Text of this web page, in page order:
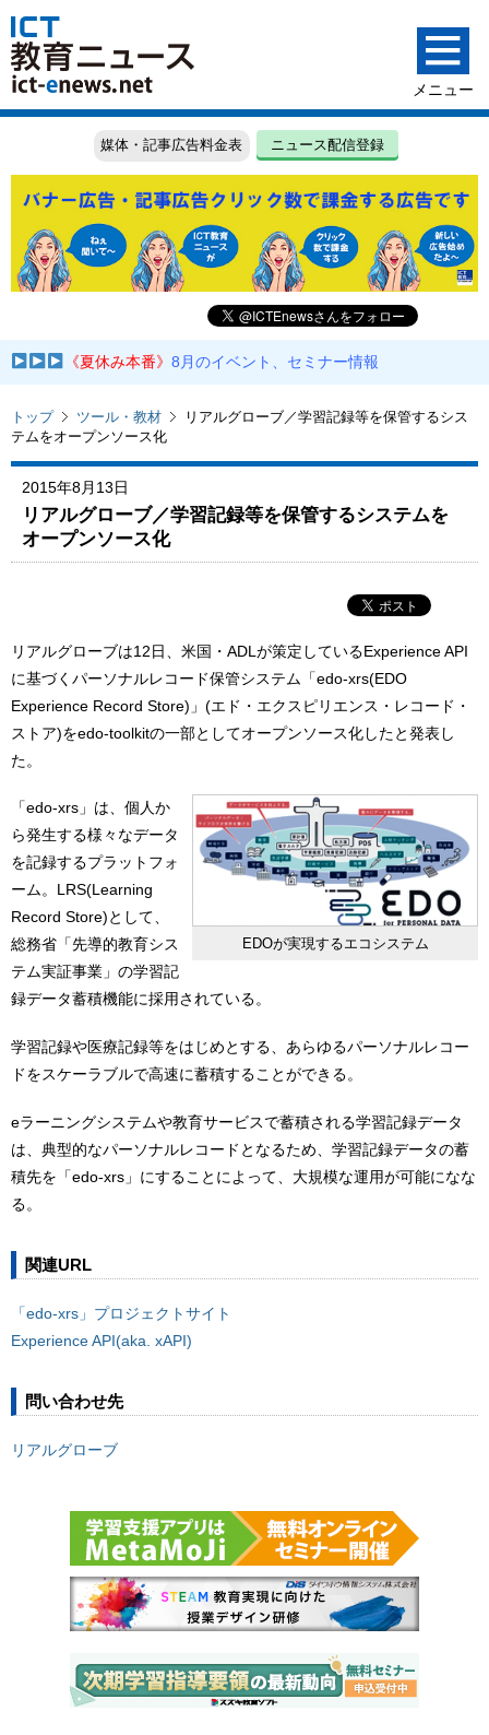
媒体・記事広告料金表 ニュース配信登録
《夏休み本番》8月のイベント、セミナー情報
トップ ツール・教材
リアルグローブ／学習記録等を保管するシス
テムをオープンソース化
2015年8月13日
リアルグローブ／学習記録等を保管するシステムを
オープンソース化
リアルグローブは12日、米国・ADLが策定しているExperience API
に基づくパーソナルレコード保管システム「edo-xrs(EDO
Experience Record Store)」(エド・エクスピリエンス・レコード・
ストア)をedo-toolkitの一部としてオープンソース化したと発表し
た。
EDOが実現するエコシステム
「edo-xrs」は、個人か
ら発生する様々なデータ
を記録するプラットフォ
ーム。LRS(Learning
Record Store)として、
総務省「先導的教育シス
テム実証事業」の学習記
録データ蓄積機能に採用されている。
学習記録や医療記録等をはじめとする、あらゆるパーソナルレコー
ドをスケーラブルで高速に蓄積することができる。
eラーニングシステムや教育サービスで蓄積される学習記録データ
は、典型的なパーソナルレコードとなるため、学習記録データの蓄
積先を「edo-xrs」にすることによって、大規模な運用が可能になな
る。
関連URL
「edo-xrs」プロジェクトサイト
Experience API(aka. xAPI)
問い合わせ先
リアルグローブ